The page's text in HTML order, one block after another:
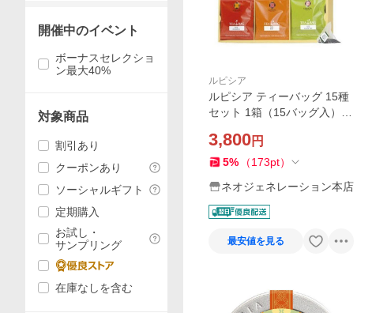
ルピシア
ルピシア ティーバッグ 15種
セット 1箱（15バッグ入）
ト セイロン アールグレイ マ
スカット ティ
3,800円
5% （173pt）
ネオジェネレーション本店
最安値を見る
開催中のイベント
ボーナスセレクショ
ン最大40%
対象商品
割引あり
クーポンあり
ソーシャルギフト
定期購入
お試し・
サンプリング
在庫なしを含む